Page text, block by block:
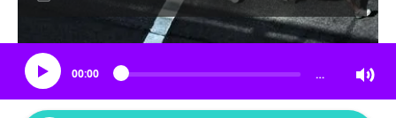
Escucha el artículo
00:00 …